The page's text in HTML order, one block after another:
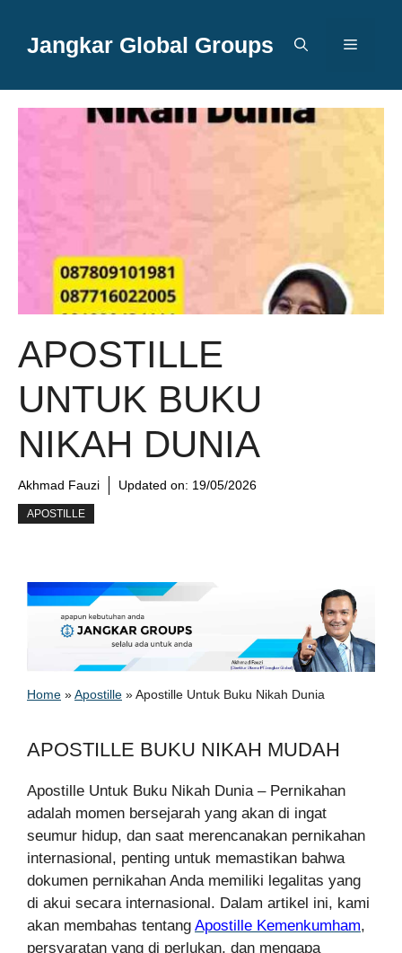
Jangkar Global Groups Menu
APOSTILLE
UNTUK BUKU
NIKAH DUNIA
Akhmad Fauzi Updated on: 19/05/2026
APOSTILLE
Home »Apostille »Apostille Untuk Buku Nikah Dunia
APOSTILLE BUKU NIKAH MUDAH
Apostille Untuk Buku Nikah Dunia – Pernikahan
adalah momen bersejarah yang akan di ingat
seumur hidup, dan saat merencanakan pernikahan
internasional, penting untuk memastikan bahwa
dokumen pernikahan Anda memiliki legalitas yang
di akui secara internasional. Dalam artikel ini, kami
akan membahas tentang Apostille Kemenkumham,
persyaratan yang di perlukan, dan mengapa